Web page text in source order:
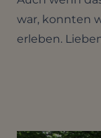
war, konnten
erleben.